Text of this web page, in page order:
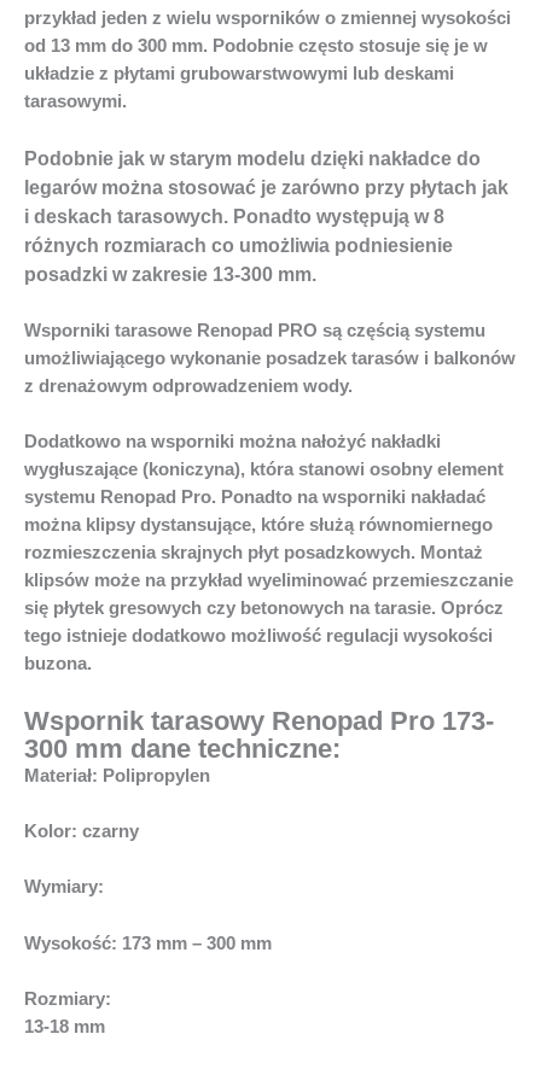
przykład jeden z wielu wsporników o zmiennej wysokości
od 13 mm do 300 mm. Podobnie często stosuje się je w
układzie z płytami grubowarstwowymi lub deskami
tarasowymi.
Podobnie jak w starym modelu dzięki nakładce do
legarów można stosować je zarówno przy płytach jak
i deskach tarasowych. Ponadto występują w 8
różnych rozmiarach co umożliwia podniesienie
posadzki w zakresie 13-300 mm.
Wsporniki tarasowe Renopad PRO są częścią systemu
umożliwiającego wykonanie posadzek tarasów i balkonów
z drenażowym odprowadzeniem wody.
Dodatkowo na wsporniki można nałożyć nakładki
wygłuszające (koniczyna), która stanowi osobny element
systemu Renopad Pro. Ponadto na wsporniki nakładać
można klipsy dystansujące, które służą równomiernego
rozmieszczenia skrajnych płyt posadzkowych. Montaż
klipsów może na przykład wyeliminować przemieszczanie
się płytek gresowych czy betonowych na tarasie. Oprócz
tego istnieje dodatkowo możliwość regulacji wysokości
buzona.
Wspornik tarasowy Renopad Pro 173-
300 mm dane techniczne:
Materiał: Polipropylen
Kolor: czarny
Wymiary:
Wysokość: 173 mm – 300 mm
Rozmiary:
13-18 mm